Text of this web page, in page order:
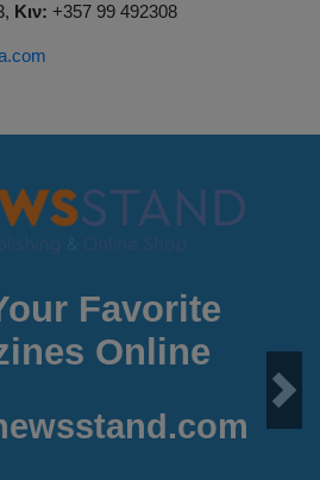
Kιν: +357 99 492308
Favorite
Online
Next